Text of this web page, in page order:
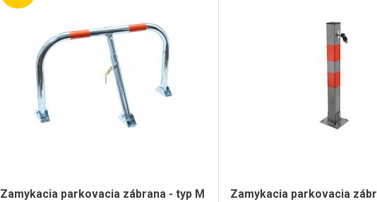
Zamykacia parkovacia zábrana - typ M Zamykacia parkovacia